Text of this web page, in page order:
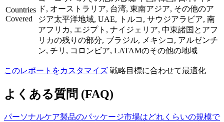
Countries
Covered
ド, オーストラリア, 台湾, 東南アジア, その他のア
ジア太平洋地域, UAE, トルコ, サウジアラビア, 南
アフリカ, エジプト, ナイジェリア, 中東諸国とアフ
リカの残りの部分, ブラジル, メキシコ, アルゼンチ
ン, チリ, コロンビア, LATAMのその他の地域
このレポートをカスタマイズ 戦略目標に合わせて最適化
よくある質問 (FAQ)
パーソナルケア製品のパッケージ市場はどれくらいの規模で